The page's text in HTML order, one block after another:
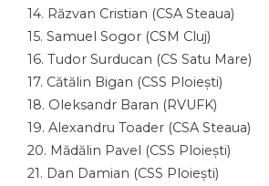
14. Răzvan Cristian (CSA Steaua)
15. Samuel Sogor (CSM Cluj)
16. Tudor Surducan (CS Satu Mare)
17. Cătălin Bigan (CSS Ploiești)
18. Oleksandr Baran (RVUFK)
19. Alexandru Toader (CSA Steaua)
20. Mădălin Pavel (CSS Ploiești)
21. Dan Damian (CSS Ploiești)